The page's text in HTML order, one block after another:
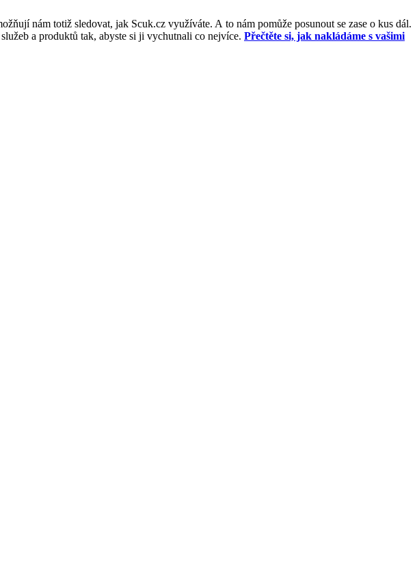
nám totiž sledovat, jak Scuk.cz využíváte. A to nám pomůže posunout se zase o kus dál.
a produktů tak, abyste si ji vychutnali co nejvíce. Přečtěte si, jak nakládáme s vašimi